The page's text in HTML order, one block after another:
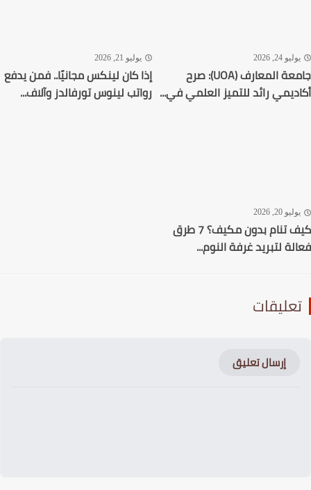
24, 2026
جامعة المعارف (UOA): صرح
رائد للتميز العلمي في...
يوليو 21, 2026
إذا كان لينكس مجانيًا.. فمن يدفع
رواتب لينوس تورفالدز وآلاف...
20, 2026
كيف تنام بدون مكيف؟ 7 طرق
لتبريد غرفة النوم...
إرسال تعليق